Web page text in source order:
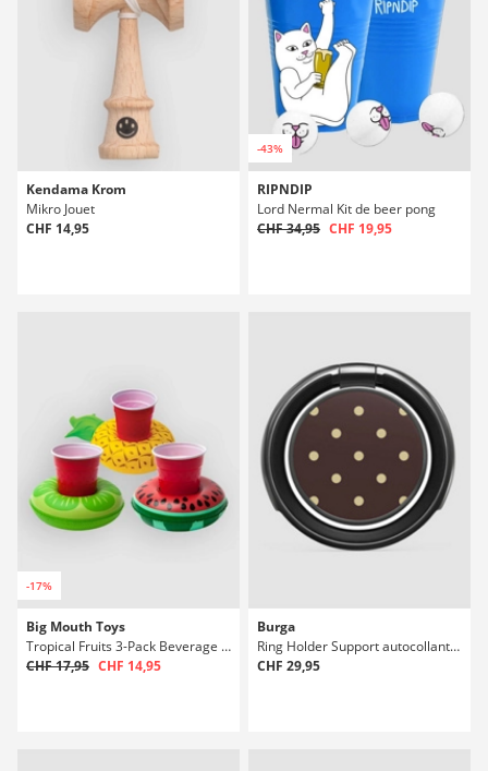
Kendama Krom
Mikro Jouet
CHF 14,95
-43%
RIPNDIP
Lord Nermal Kit de beer pong
CHF 34,95 CHF 19,95
-17%
Big Mouth Toys
Tropical Fruits 3-Pack Beverage Boats
CHF 17,95 CHF 14,95
Burga
Ring Holder Support autocollant pour téléphone
CHF 29,95